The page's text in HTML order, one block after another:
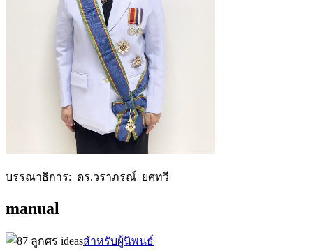
บรรณาธิการ: ดร.วราภรณ์ ยศทวี
manual
สำหรับผู้นิพนธ์